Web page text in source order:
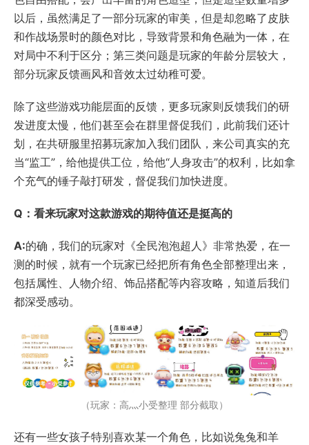
以后，虽然满足了一部分玩家的审美，但是却忽略了皮肤
和作战场景时的颜色对比，导致背景和角色融为一体，在
对局中不利于区分；第三类问题是玩家的年龄分层较大，
部分玩家反馈画风和音效太过幼稚可爱。
除了这些游戏功能层面的反馈，更多玩家则反馈我们的研
发进度太慢，他们甚至会在群里督促我们，此前我们还计
划，在共研服里招募玩家加入我们团队，来公司真实的充
当“监工”，给他提供工位，给他“人身攻击”的权利，比如拿
个充气的锤子敲打研发，督促我们加快进度。
Q：看来玩家对这款游戏的期待值还是挺高的
A:的确，我们的玩家对《全民泡泡超人》非常热爱，在一
测的时候，就有一个玩家已经把所有角色全部整理出来，
包括属性、人物介绍、饰品搭配等内容攻略，知道后我们
都深受感动。
（玩家：高灬小受整理 部分截取）
还有一些女孩子特别喜欢某一个角色，比如说兔兔和羊